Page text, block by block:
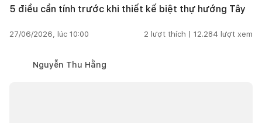
5 điều cần tính trước khi thiết kế biệt thự hướng Tây
27/06/2026, lúc 10:00 2 lượt thích | 12.284 lượt xem
Nguyễn Thu Hằng